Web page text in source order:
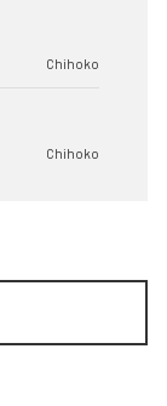
Chihoko
Chihoko